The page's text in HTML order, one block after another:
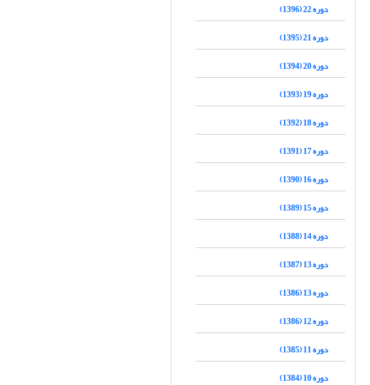
دوره 22 (1396)
دوره 21 (1395)
دوره 20 (1394)
دوره 19 (1393)
دوره 18 (1392)
دوره 17 (1391)
دوره 16 (1390)
دوره 15 (1389)
دوره 14 (1388)
دوره 13 (1387)
دوره 13 (1386)
دوره 12 (1386)
دوره 11 (1385)
دوره 10 (1384)